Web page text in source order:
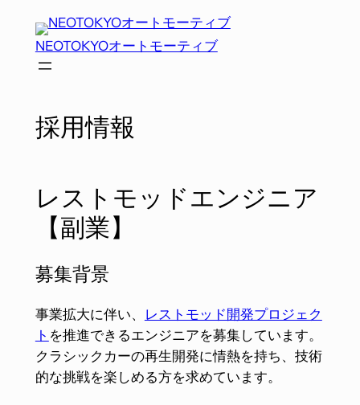
NEOTOKYOオートモーティブ
採用情報
レストモッドエンジニア
【副業】
募集背景
事業拡大に伴い、
レストモッド開発プロジェク
ト を推進できるエンジニアを募集しています。​
クラシックカーの再生開発に情熱を持ち、技術
的な挑戦を楽しめる方を求めています。​